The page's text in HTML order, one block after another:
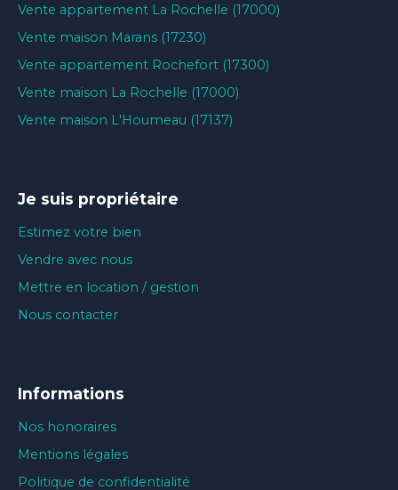
Vente appartement La Rochelle (17000)
Vente maison Marans (17230)
Vente appartement Rochefort (17300)
Vente maison La Rochelle (17000)
Vente maison L'Houmeau (17137)
Je suis propriétaire
Estimez votre bien
Vendre avec nous
Mettre en location / gestion
Nous contacter
Informations
Nos honoraires
Mentions légales
Politique de confidentialité